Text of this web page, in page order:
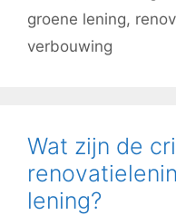
groene lening,
verbouwing
Wat zijn de
lening?